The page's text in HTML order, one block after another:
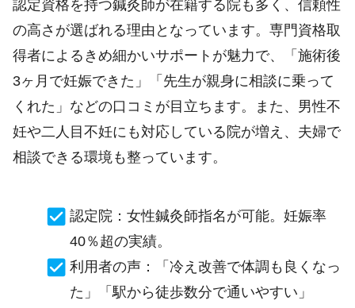
認定資格を持つ鍼灸師が在籍する院も多く、信頼性
の高さが選ばれる理由となっています。専門資格取
得者によるきめ細かいサポートが魅力で、「施術後
3ヶ月で妊娠できた」「先生が親身に相談に乗って
くれた」などの口コミが目立ちます。また、男性不
妊や二人目不妊にも対応している院が増え、夫婦で
相談できる環境も整っています。
認定院：女性鍼灸師指名が可能。妊娠率
40％超の実績。
利用者の声：「冷え改善で体調も良くなっ
た」「駅から徒歩数分で通いやすい」